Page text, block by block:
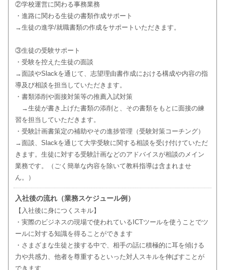
②学校運営に関わる事務業務
・進路に関わる生徒の書類作成サポート
→生徒の進学/就職書類の作成をサポートいただきます。
③生徒の受験サポート
・受験を控えた生徒の面談
→面談やSlackを通じて、志望理由書作成における構成や内容の指
導及び相談を担当していただきます。
・書類添削や面接対策等の推薦入試対策
→生徒が書き上げた書類の添削と、その書類をもとに面接の練
習を担当していただきます。
・受験計画書策定の補助やその進捗管理（受験対策コーチング）
→面談、Slackを通じて大学受験に関する相談を受け付けていただ
きます。生徒に対する受験計画などのアドバイスが相談のメイン
業務です。（ごく簡単な内容を除いて教科指導は含まれませ
ん。）
入社後の流れ（業務スケジュール例）
【入社後に身につくスキル】
・実際のビジネスの現場で使われているICTツールを使うことでツ
ールに対する知識を得ることができます
・さまざまな生徒と接する中で、相手の話に積極的に耳を傾ける
力や共感力、他者を尊重するといった対人スキルを伸ばすことが
できます